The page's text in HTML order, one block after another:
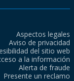
Aspectos legales
Aviso de privacidad
del sitio web
a la información
Alerta de fraude
Presente un reclamo